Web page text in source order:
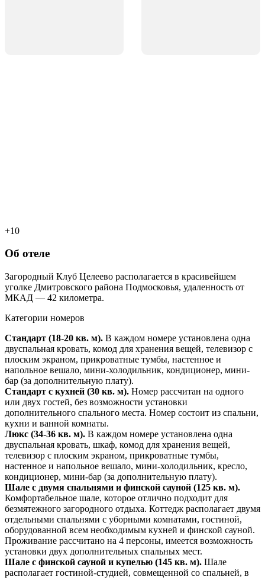
+10
Об отеле
Загородный Клуб Целеево располагается в красивейшем
уголке Дмитровского района Подмосковья, удаленность от
МКАД — 42 километра.
Категории номеров
Стандарт (18-20 кв. м). В каждом номере установлена одна
двуспальная кровать, комод для хранения вещей, телевизор с
плоским экраном, прикроватные тумбы, настенное и
напольное вешало, мини-холодильник, кондиционер, мини-
бар (за дополнительную плату).
Стандарт с кухней (30 кв. м). Номер рассчитан на одного
или двух гостей, без возможности установки
дополнительного спального места. Номер состоит из спальни,
кухни и ванной комнаты.
Люкс (34-36 кв. м). В каждом номере установлена одна
двуспальная кровать, шкаф, комод для хранения вещей,
телевизор с плоским экраном, прикроватные тумбы,
настенное и напольное вешало, мини-холодильник, кресло,
кондиционер, мини-бар (за дополнительную плату).
Шале с двумя спальнями и финской сауной (125 кв. м).
Комфортабельное шале, которое отлично подходит для
безмятежного загородного отдыха. Коттедж располагает двумя
отдельными спальнями с уборными комнатами, гостиной,
оборудованной всем необходимым кухней и финской сауной.
Проживание рассчитано на 4 персоны, имеется возможность
установки двух дополнительных спальных мест.
Шале с финской сауной и купелью (145 кв. м). Шале
располагает гостиной-студией, совмещенной со спальней, в